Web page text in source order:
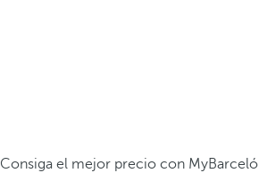
Consiga el mejor precio con MyBarceló